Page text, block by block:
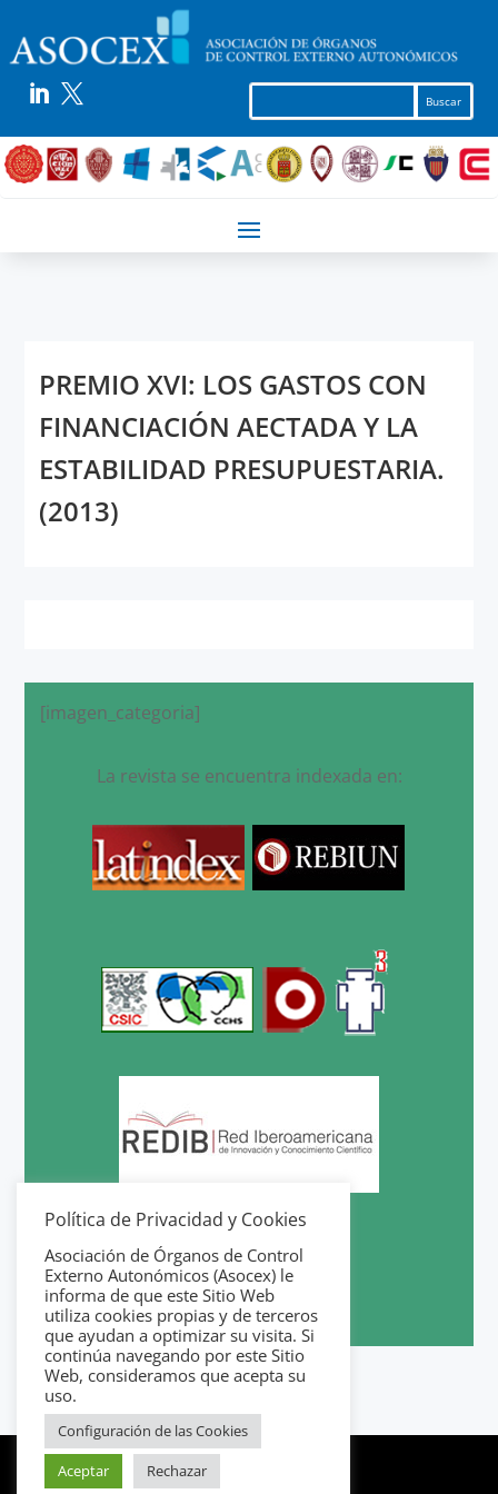
 
PREMIO XVI: LOS GASTOS CON
FINANCIACIÓN AECTADA Y LA
ESTABILIDAD PRESUPUESTARIA.
(2013)
[imagen_categoria]
La revista se encuentra indexada en:
Política de Privacidad y Cookies
Asociación de Órganos de Control
Externo Autonómicos (Asocex) le
informa de que este Sitio Web
utiliza cookies propias y de terceros
que ayudan a optimizar su visita. Si
continúa navegando por este Sitio
Web, consideramos que acepta su
uso.
Configuración de las Cookies
Aceptar
Rechazar